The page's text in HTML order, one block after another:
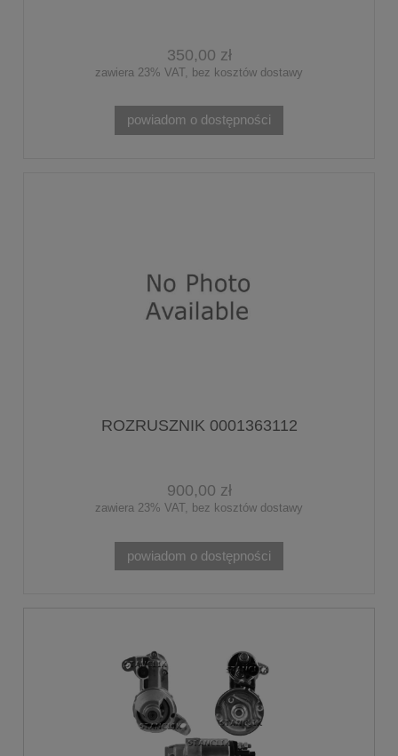
350,00 zł
zawiera 23% VAT, bez kosztów dostawy
powiadom o dostępności
ROZRUSZNIK 0001363112
900,00 zł
zawiera 23% VAT, bez kosztów dostawy
powiadom o dostępności